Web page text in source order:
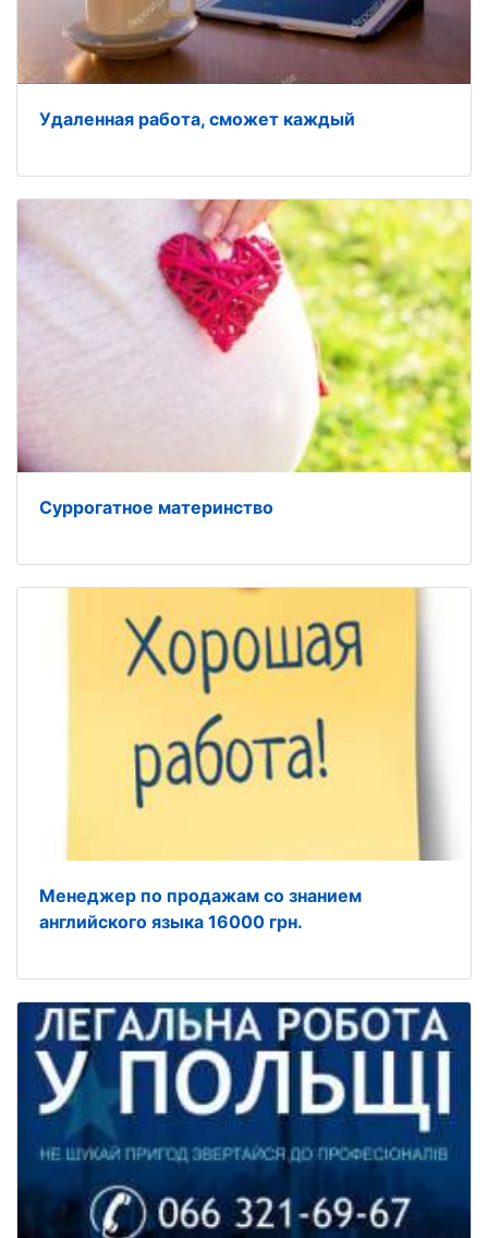
Удаленная работа, сможет каждый
Суррогатное материнство
Менеджер по продажам со знанием
английского языка 16000 грн.